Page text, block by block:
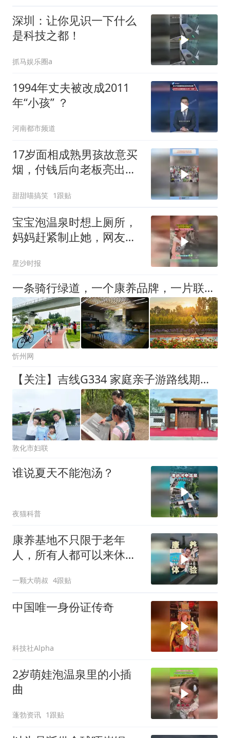
深圳：让你见识一下什么
是科技之都！
抓马娱乐圈a
1994年丈夫被改成2011
年“小孩” ？
河南都市频道
17岁面相成熟男孩故意买
烟，付钱后向老板亮出身
甜甜喵搞笑 1跟贴
宝宝泡温泉时想上厕所，
妈妈赶紧制止她，网友：
星沙时报
一条骑行绿道，一个康养品牌，一片联动发展的体旅融合版图
忻州网
【关注】吉线G334 家庭亲子游路线期待您来体验
敦化市妇联
谁说夏天不能泡汤？
夜猫科普
康养基地不只限于老年
人，所有人都可以来休息
一颗大萌叔 4跟贴
中国唯一身份证传奇
科技社Alpha
2岁萌娃泡温泉里的小插
曲
蓬勃资讯 1跟贴